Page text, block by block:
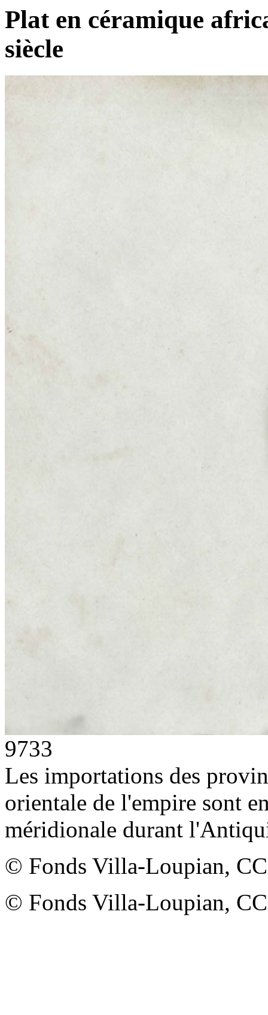
Plat en céramique
siècle
9733
Les importations des
orientale de l'empire sont
méridionale durant
© Fonds Villa-Loupian,
© Fonds Villa-Loupian,